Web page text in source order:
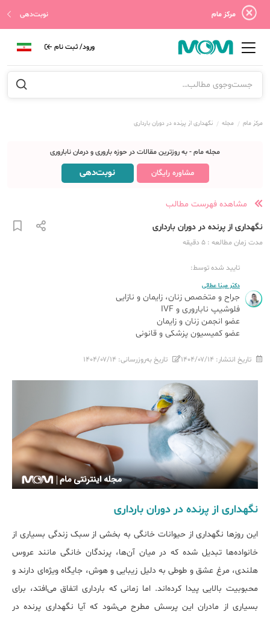
مرکز مام نوبت‌دهی
ورود/ ثبت نام
مرکز مام مجله نگهداری از پرنده در دوران بارداری
مجله مام - به روزترین مقالات در حوزه باروری و درمان ناباروری
مشاوره رایگان نوبت‌دهی
مشاهده فهرست مطالب
نگهداری از پرنده در دوران بارداری
مدت زمان مطالعه : 5 دقیقه
تایید شده توسط:
دکتر مینا عطائی
جراح و متخصص زنان، زایمان و نازایی
فلوشیپ ناباروری و IVF
عضو انجمن زنان و زایمان
عضو کمیسیون پزشکی و قانونی
تاریخ انتشار: ۱۴۰۴/۰۷/۱۴ تاریخ به‌روزرسانی: ۱۴۰۴/۰۷/۱۴
نگهداری از پرنده در دوران بارداری
این روزها نگهداری از حیوانات خانگی به بخشی از سبک زندگی بسیاری از
خانواده‌ها تبدیل شده که در میان آن‌ها، پرندگان خانگی مانند عروس
هلندی، مرغ عشق و طوطی به دلیل زیبایی و هوش، جایگاه ویژه‌ای دارند و
محبوبیت بالایی پیدا کرده‌اند. اما زمانی که بارداری اتفاق می‌افتد، برای
بسیاری از مادران این پرسش مطرح می‌شود که آیا نگهداری پرنده در